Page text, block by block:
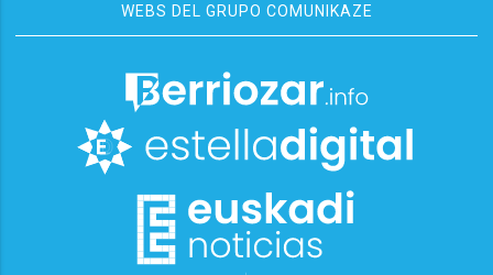
WEBS DEL GRUPO COMUNIKAZE